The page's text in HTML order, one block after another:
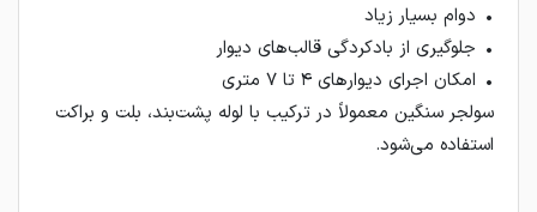
• دوام بسیار زیاد
• جلوگیری از بادکردگی قالب‌های دیوار
• امکان اجرای دیوارهای ۴ تا ۷ متری
سولجر سنگین معمولاً در ترکیب با لوله پشت‌بند، بلت و براکت
استفاده می‌شود.